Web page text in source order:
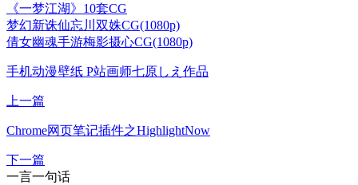
《一梦江湖》10套CG
梦幻新诛仙忘川双姝CG(1080p)
倩女幽魂手游梅影摄心CG(1080p)
手机动漫壁纸 P站画师七原しえ作品
上一篇
Chrome网页笔记插件之HighlightNow
下一篇
一言一句话